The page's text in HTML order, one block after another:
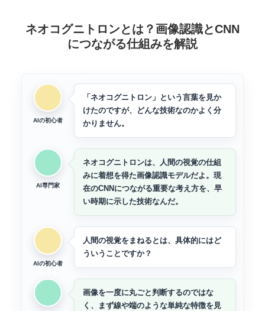
ネオコグニトロンとは？画像認識とCNN
につながる仕組みを解説
AIの初心者
「ネオコグニトロン」という言葉を見か
けたのですが、どんな技術なのかよく分
かりません。
AI専門家
ネオコグニトロンは、人間の視覚の仕組
みに着想を得た画像認識モデルだよ。現
在のCNNにつながる重要な考え方を、早
い時期に示した技術なんだ。
AIの初心者
人間の視覚をまねるとは、具体的にはど
ういうことですか？
画像を一度に丸ごと判断するのではな
く、まず線や端のような単純な特徴を見